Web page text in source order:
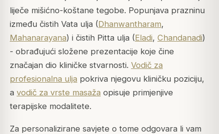
liječe mišićno-koštane tegobe. Popunjava prazninu
između čistih Vata ulja (Dhanwantharam,
Mahanarayana) i čistih Pitta ulja (Eladi, Chandanadi)
- obrađujući složene prezentacije koje čine
značajan dio kliničke stvarnosti. Vodič za
profesionalna ulja pokriva njegovu kliničku poziciju,
a vodič za vrste masaža opisuje primjenjive
terapijske modalitete.
Za personalizirane savjete o tome odgovara li vam